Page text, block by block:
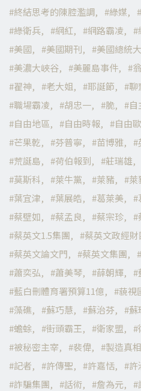
終結思考的陳腔濫調
綠媒
綠衛兵
網紅 網路霸凌
美國
美國期刊 美國總統
美濃大峽谷
美麗島事件
翟神
老大姐 耶誕節 聊
職場霸凌
胡忠一 脆 自
自由地區
自由時報 自由
芒果乾
芬普寧 苗博雅
荒誕島
荷伯報到 莊瑞雄
莫斯科
萊牛黨 萊豬 萊
葉宜津
葉展皓 葛萊美
蔡壁如
蔡孟良 蔡宗珍
蔡英文1.5集團
蔡英文政經財
蔡英文論文門
蔡英文集團
蕭奕弘
蕭美琴 薛朝輝
藍白刪體育署預算11億
藐視
藻礁
蘇巧慧 蘇治芬 蘇
蟾蜍
街頭霸王 衛家盟
被秘密主宰
裴偉 製造真相
記者
許傳聖 許嘉恬 許
詐騙集團
話術 詹為元